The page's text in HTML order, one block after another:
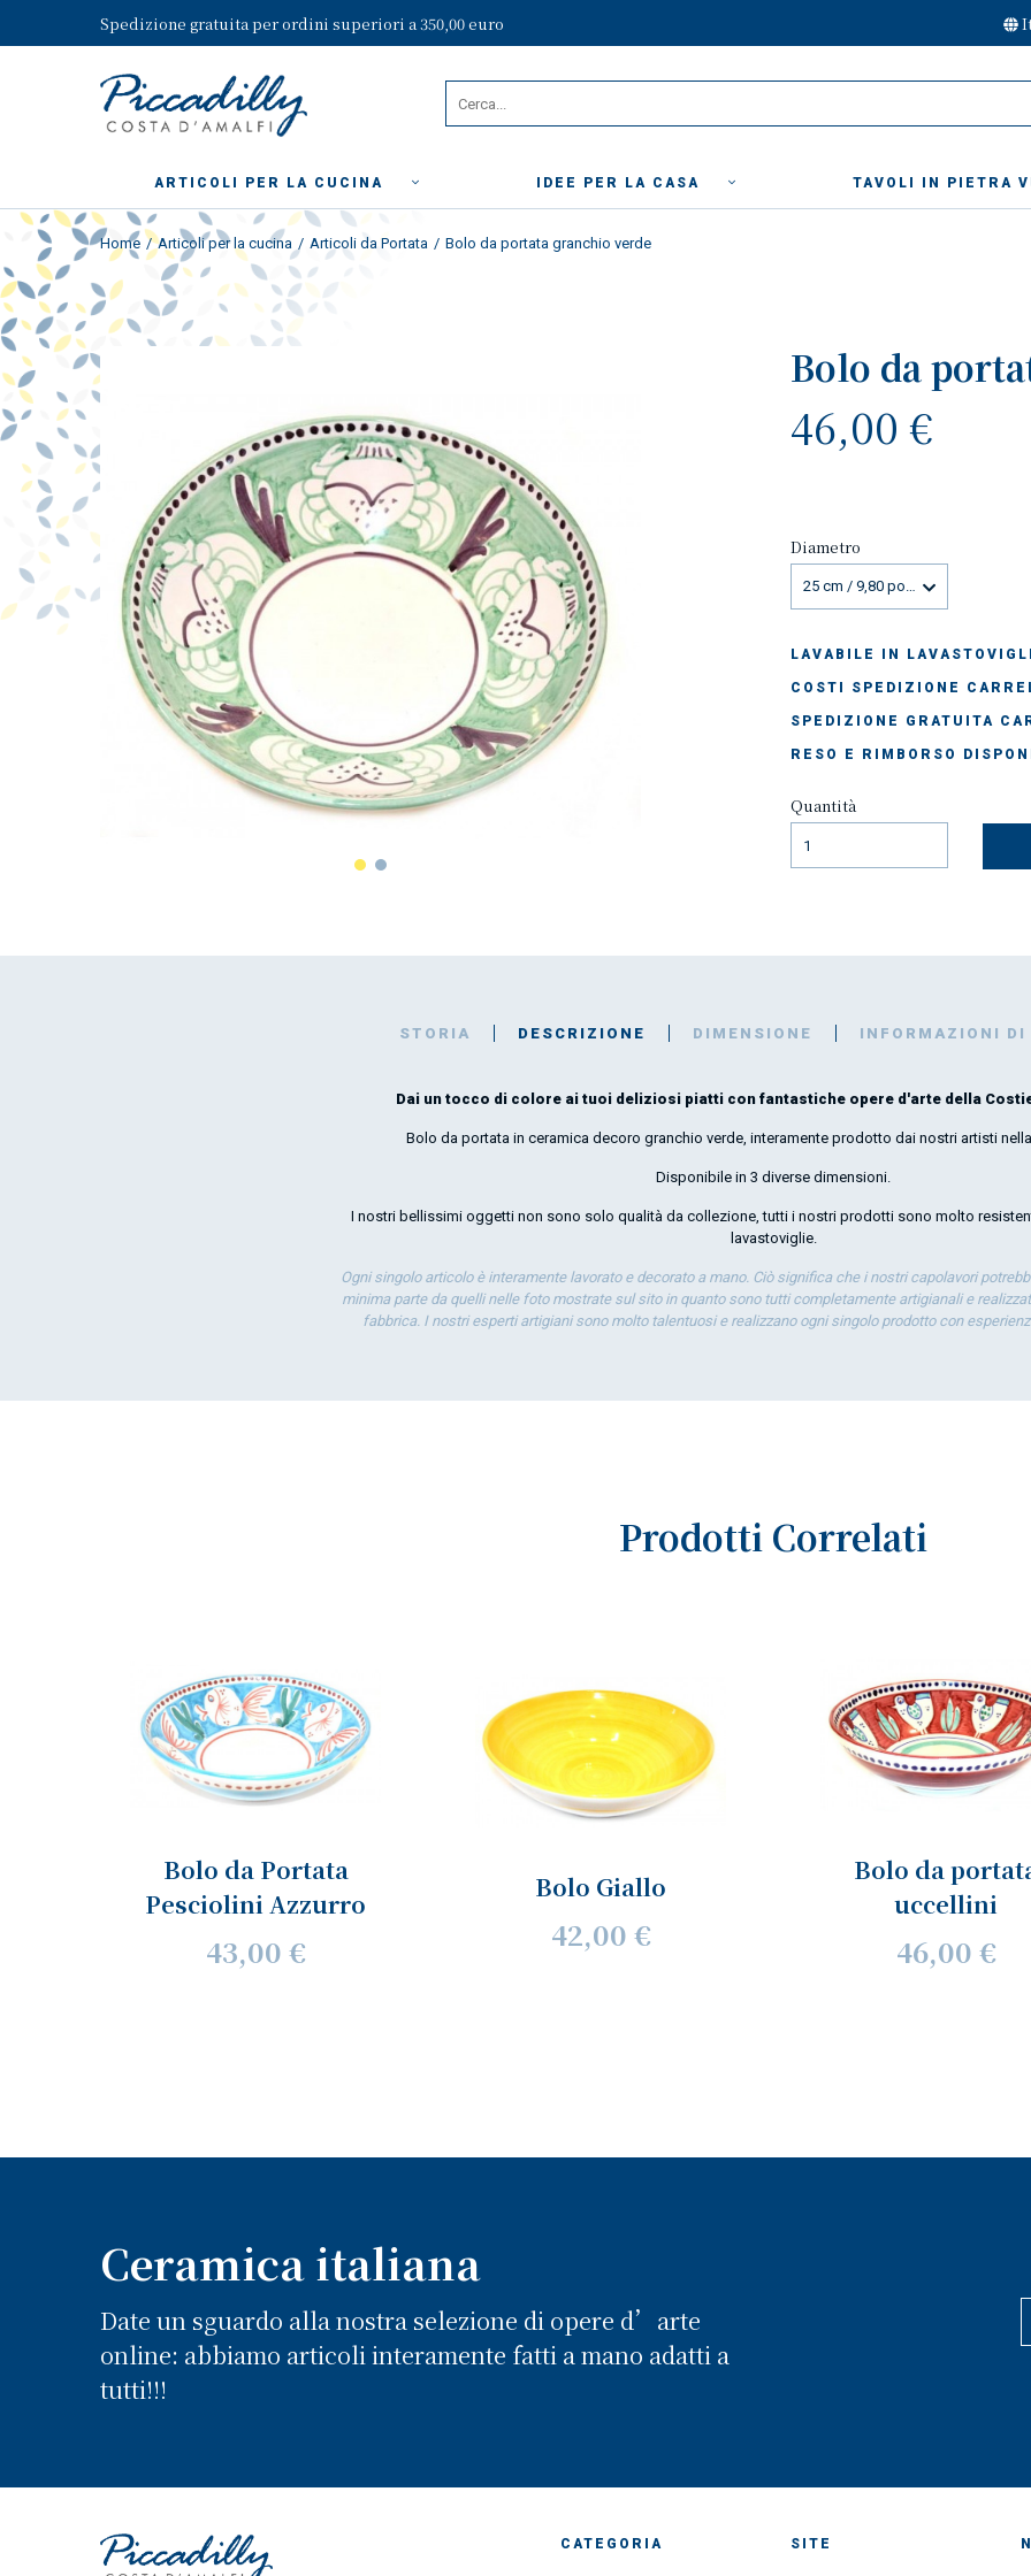
Spedizione gratuita per ordini superiori a 350,00 euro
ARTICOLI PER LA CUCINA IDEE PER LA CASA TAVOLI IN PIETRA
Home Articoli per la cucina Articoli da Portata Bolo da portata granchio verde
Bolo da
46,00 €
Diametro
25 cm / 9,80 pollici
LAVABILE IN
COSTI SPEDIZIONE
SPEDIZIONE GRATUITA
RESO E RIMBORSO
Quantità
STORIA DESCRIZIONE DIMENSIONE INFORMAZIONI DI
Dai un tocco di colore ai tuoi deliziosi piatti con fantastiche opere d'arte della
Bolo da portata in ceramica decoro granchio verde, interamente prodotto dai nostri artisti
Disponibile in 3 diverse dimensioni.
I nostri bellissimi oggetti non sono solo qualità da collezione, tutti i nostri prodotti sono molto
lavastoviglie.
Ogni singolo articolo è interamente lavorato e decorato a mano. Ciò significa che i nostri capolavori
minima parte da quelli nelle foto mostrate sul sito in quanto sono tutti completamente artigianali e
fabbrica. I nostri esperti artigiani sono molto talentuosi e realizzano ogni singolo prodotto con
Prodotti Correlati
Bolo da Portata
Pesciolini Azzurro
43,00 €
Bolo Giallo
42,00 €
Bolo da
uccellini
46,00 €
Ceramica italiana
Date un sguardo alla nostra selezione di opere d’arte
online: abbiamo articoli interamente fatti a mano adatti a
tutti!!!
CATEGORIA SITE